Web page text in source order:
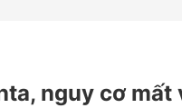
nguy cơ mất